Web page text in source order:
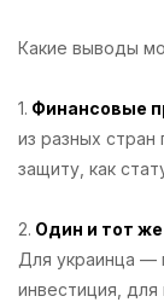
Какие выводы
1. Финансовые
из разных
защиту, как
2. Один и тот
Для украинца
инвестиция,